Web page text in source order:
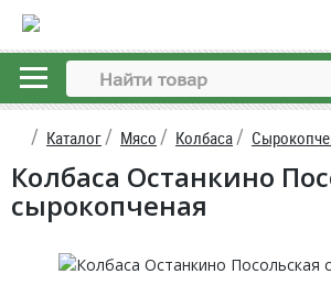
Каталог Мясо Колбаса
Колбаса Останкино
сырокопченая